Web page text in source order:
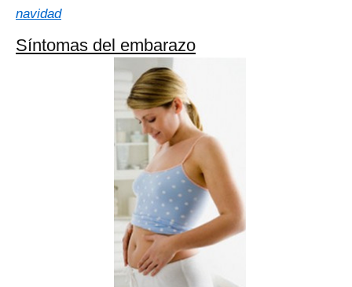
navidad
Síntomas del embarazo